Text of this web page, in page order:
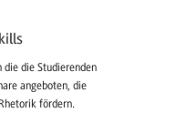
die die Studierenden
angeboten, die
fördern.